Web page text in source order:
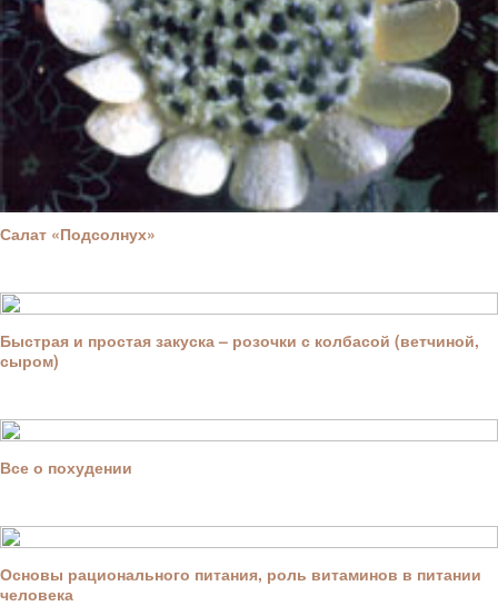
Салат «Подсолнух»
Быстрая и простая закуска – розочки с колбасой (ветчиной,
сыром)
Все о похудении
Основы рационального питания, роль витаминов в питании
человека